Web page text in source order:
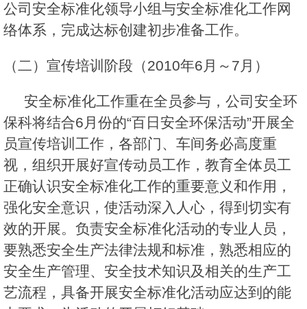
公司安全标准化领导小组与安全标准化工作网
络体系，完成达标创建初步准备工作。
（二）宣传培训阶段（2010年6月～7月）
安全标准化工作重在全员参与，公司安全环
保科将结合6月份的“百日安全环保活动”开展全
员宣传培训工作，各部门、车间务必高度重
视，组织开展好宣传动员工作，教育全体员工
正确认识安全标准化工作的重要意义和作用，
强化安全意识，使活动深入人心，得到切实有
效的开展。负责安全标准化活动的专业人员，
要熟悉安全生产法律法规和标准，熟悉相应的
安全生产管理、安全技术知识及相关的生产工
艺流程，具备开展安全标准化活动应达到的能